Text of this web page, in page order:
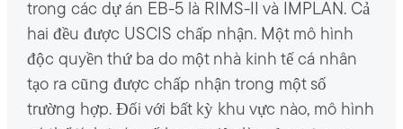
trong các dự án EB-5 là RIMS-II và IMPLAN. Cả
hai đều được USCIS chấp nhận. Một mô hình
độc quyền thứ ba do một nhà kinh tế cá nhân
tạo ra cũng được chấp nhận trong một số
trường hợp. Đối với bất kỳ khu vực nào, mô hình